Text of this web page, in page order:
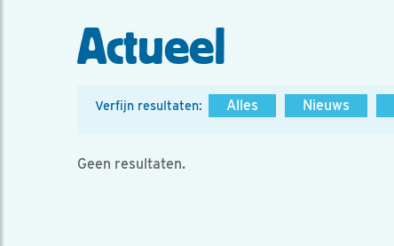
Actueel
Verfijn resultaten: Alles Nieuws
Geen resultaten.